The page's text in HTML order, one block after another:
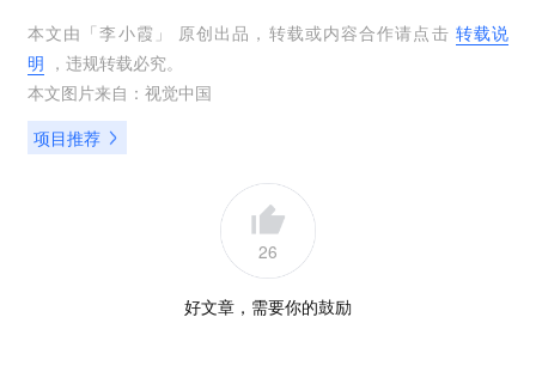
本文由「 李小霞 」 原创出品，转载或内容合作请点击 转载说
明 ，违规转载必究。
本文图片来自： 视觉中国
项目推荐
26
好文章，需要你的鼓励